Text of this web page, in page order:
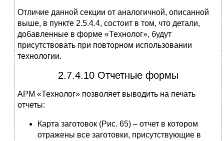
Отличие данной секции от аналогичной, описанной
выше, в пункте 2.5.4.4, состоит в том, что детали,
добавленные в форме «Технолог», будут
присутствовать при повторном использовании
технологии.
2.7.4.10 Отчетные формы
АРМ «Технолог» позволяет выводить на печать
отчеты:
Карта заготовок (Рис. 65) – отчет в котором
отражены все заготовки, присутствующие в